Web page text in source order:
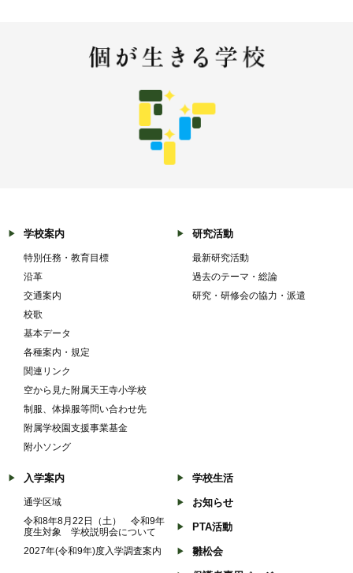
学校案内
特別任務・教育目標
沿革
交通案内
校歌
基本データ
各種案内・規定
関連リンク
空から見た附属天王寺小学校
制服、体操服等問い合わせ先
附属学校園支援事業基金
附小ソング
研究活動
最新研究活動
過去のテーマ・総論
研究・研修会の協力・派遣
入学案内
通学区域
令和8年8月22日（土） 令和9年
度生対象 学校説明会について
2027年(令和9年)度入学調査案内
学校生活
お知らせ
PTA活動
雛松会